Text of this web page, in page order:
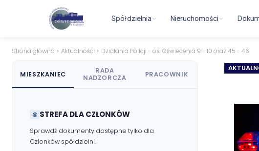
Spółdzielnia Nieruchomości
Strona główna Aktualności Działania Policji - os. Oświecenia 9 - 10 oraz 45 - 46
MIESZKANIEC
RADA
NADZORCZA
PRACOWNIK
STREFA DLA CZŁONKÓW
Sprawdź dokumenty dostępne tylko dla
Członków spółdzielni.